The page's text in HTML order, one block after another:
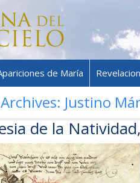
de María
Justino
de la